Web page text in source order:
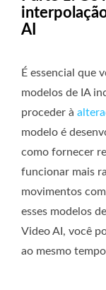
AI
É essencial que
modelos de IA
proceder à
modelo é
como fornecer
funcionar mais
movimentos
esses modelos
Video AI, você
ao mesmo